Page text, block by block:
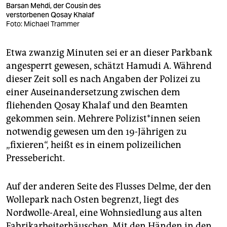
Barsan Mehdi, der Cousin des
verstorbenen Qosay Khalaf
Foto: Michael Trammer
Etwa zwanzig Minuten sei er an dieser Parkbank
angesperrt gewesen, schätzt Hamudi A. Während
dieser Zeit soll es nach Angaben der Polizei zu
einer Auseinandersetzung zwischen dem
fliehenden Qosay Khalaf und den Beamten
gekommen sein. Mehrere Po­li­zis­t*in­nen seien
notwendig gewesen um den 19-Jährigen zu
„fixieren“, heißt es in einem polizeilichen
Pressebericht.
Auf der anderen Seite des Flusses Delme, der den
Wollepark nach Osten begrenzt, liegt des
Nordwolle-Areal, eine Wohnsiedlung aus alten